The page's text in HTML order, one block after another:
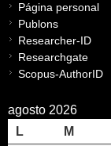
Página personal
Publons
Researcher-ID
Researchgate
Scopus-AuthorID
agosto 2026
L
M